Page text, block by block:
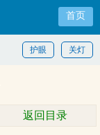
首页
关灯
护眼
返回目录